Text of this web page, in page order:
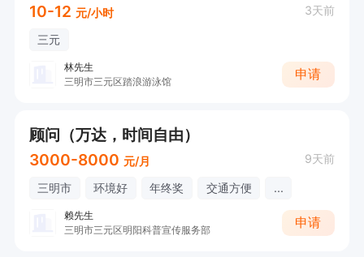
10-12 元/小时 3天前
三元
林先生
三明市三元区踏浪游泳馆
申请
顾问（万达，时间自由）
3000-8000 元/月 9天前
三明市 环境好 年终奖 交通方便 ...
赖先生
三明市三元区明阳科普宣传服务部
申请